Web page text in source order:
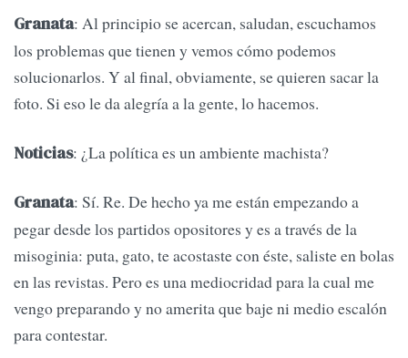
Granata: Al principio se acercan, saludan, escuchamos
los problemas que tienen y vemos cómo podemos
solucionarlos. Y al final, obviamente, se quieren sacar la
foto. Si eso le da alegría a la gente, lo hacemos.
Noticias: ¿La política es un ambiente machista?
Granata: Sí. Re. De hecho ya me están empezando a
pegar desde los partidos opositores y es a través de la
misoginia: puta, gato, te acostaste con éste, saliste en bolas
en las revistas. Pero es una mediocridad para la cual me
vengo preparando y no amerita que baje ni medio escalón
para contestar.